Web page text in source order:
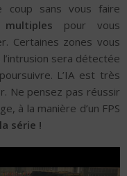
coup sans vous faire
pour vous
Certaines zones vous
sera détectée
L’IA est très
Ne pensez pas réussir
à la manière d’un FPS
série !